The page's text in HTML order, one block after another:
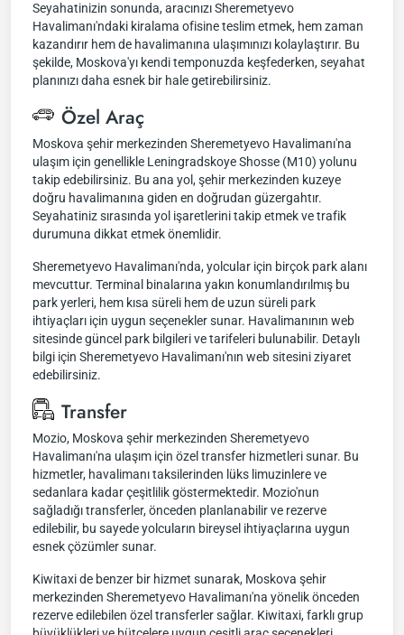
Seyahatinizin sonunda, aracınızı Sheremetyevo
Havalimanı'ndaki kiralama ofisine teslim etmek, hem zaman
kazandırır hem de havalimanına ulaşımınızı kolaylaştırır. Bu
şekilde, Moskova'yı kendi temponuzda keşfederken, seyahat
planınızı daha esnek bir hale getirebilirsiniz.
Özel Araç
Moskova şehir merkezinden Sheremetyevo Havalimanı'na
ulaşım için genellikle Leningradskoye Shosse (M10) yolunu
takip edebilirsiniz. Bu ana yol, şehir merkezinden kuzeye
doğru havalimanına giden en doğrudan güzergahtır.
Seyahatiniz sırasında yol işaretlerini takip etmek ve trafik
durumuna dikkat etmek önemlidir.
Sheremetyevo Havalimanı'nda, yolcular için birçok park alanı
mevcuttur. Terminal binalarına yakın konumlandırılmış bu
park yerleri, hem kısa süreli hem de uzun süreli park
ihtiyaçları için uygun seçenekler sunar. Havalimanının web
sitesinde güncel park bilgileri ve tarifeleri bulunabilir. Detaylı
bilgi için Sheremetyevo Havalimanı'nın web sitesini ziyaret
edebilirsiniz.
Transfer
Mozio, Moskova şehir merkezinden Sheremetyevo
Havalimanı'na ulaşım için özel transfer hizmetleri sunar. Bu
hizmetler, havalimanı taksilerinden lüks limuzinlere ve
sedanlara kadar çeşitlilik göstermektedir. Mozio'nun
sağladığı transferler, önceden planlanabilir ve rezerve
edilebilir, bu sayede yolcuların bireysel ihtiyaçlarına uygun
esnek çözümler sunar.
Kiwitaxi de benzer bir hizmet sunarak, Moskova şehir
merkezinden Sheremetyevo Havalimanı'na yönelik önceden
rezerve edilebilen özel transferler sağlar. Kiwitaxi, farklı grup